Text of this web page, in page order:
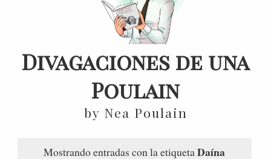
Divagaciones de una
Poulain
by Nea Poulain
Mostrando entradas con la etiquetaDaína